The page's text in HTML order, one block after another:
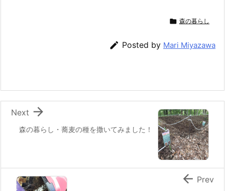
o
k
a
l
 森の暮らし
 Posted by Mari Miyazawa
森の暮らし・蕎麦の種を撒いてみました！

Next
 Prev